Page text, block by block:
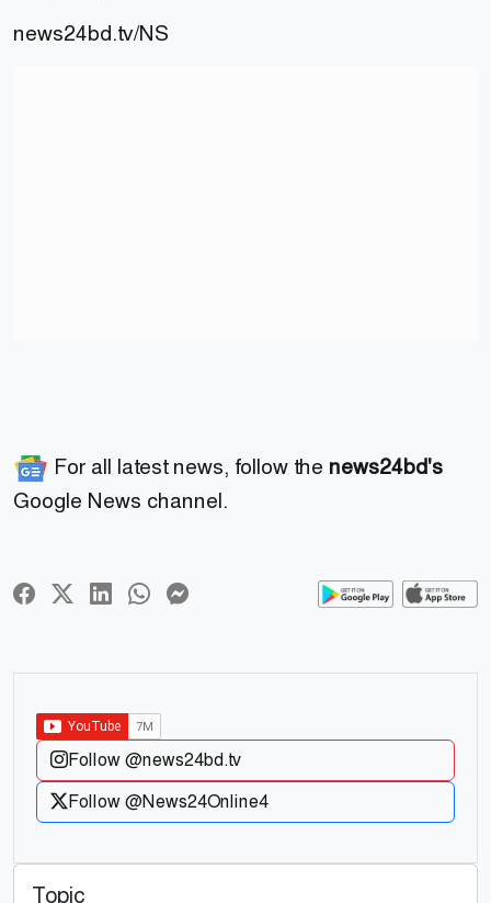
news24bd.tv/NS
For all latest news, follow the news24bd's
Google News channel.
Follow @news24bd.tv
Follow @News24Online4
Topic